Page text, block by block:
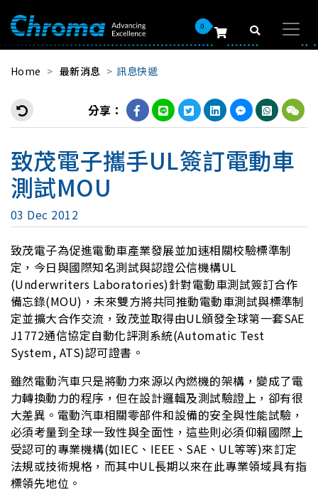
0
Home 最新消息 訊息快遞
分享：
致茂電子攜手UL簽訂電動車
測試MOU
03 Dec 2012
致茂電子為促進電動車產業發展並加速相關校驗標準制
定，今日與國際知名測試與認證公信機構UL
(Underwriters Laboratories)針對電動車測試簽訂合作
備忘錄(MOU)，未來雙方將共同推動電動車測試與標準制
定並擴大合作交流，致茂並取得由UL頒發全球第一套SAE
J1772通信協定自動化評測系統(Automatic Test
System, ATS)認可證書。
雖然電動汽車只是將動力來源以內燃機的架構，變成了電
力轉換動力的程序，但在設計邏輯及測試驗證上，卻有很
大差異。電動汽車相關零部件和設備的安全與性能試驗，
必須考量到全球一致性與全面性，這些則必須仰賴國際上
受認可的專業機構(如IEC、IEEE、SAE、UL等等)來訂定
法規或技術規格，而其中UL長期以來在此專業領域具有指
標領先地位。